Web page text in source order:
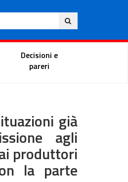
Ita
Decisioni e
pareri
già
agli
produttori
la parte